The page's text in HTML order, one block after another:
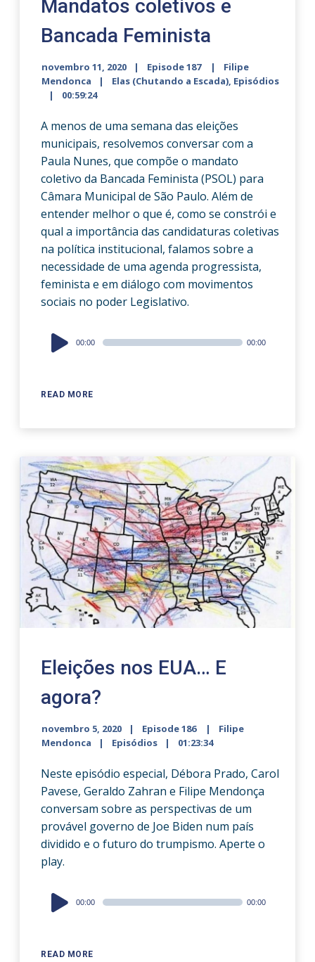
Mandatos coletivos e
Bancada Feminista
novembro 11, 2020 Episode 187
Filipe
Mendonca
Elas (Chutando a Escada), Episódios
00:59:24
A menos de uma semana das eleições
municipais, resolvemos conversar com a
Paula Nunes, que compõe o mandato
coletivo da Bancada Feminista (PSOL) para
Câmara Municipal de São Paulo. Além de
entender melhor o que é, como se constrói e
qual a importância das candidaturas coletivas
na política institucional, falamos sobre a
necessidade de uma agenda progressista,
feminista e em diálogo com movimentos
sociais no poder Legislativo.
READ MORE
Audio
Player
00:00 00:00
Eleições nos EUA… E
agora?
novembro 5, 2020 Episode 186
Filipe
Mendonca
Episódios 01:23:34
Neste episódio especial, Débora Prado, Carol
Pavese, Geraldo Zahran e Filipe Mendonça
conversam sobre as perspectivas de um
provável governo de Joe Biden num país
dividido e o futuro do trumpismo. Aperte o
play.
READ MORE
Audio
Player
00:00 00:00